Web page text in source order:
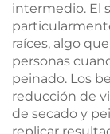
intermedio. El
raíces, algo
personas
peinado. Los
reducción de
de secado y